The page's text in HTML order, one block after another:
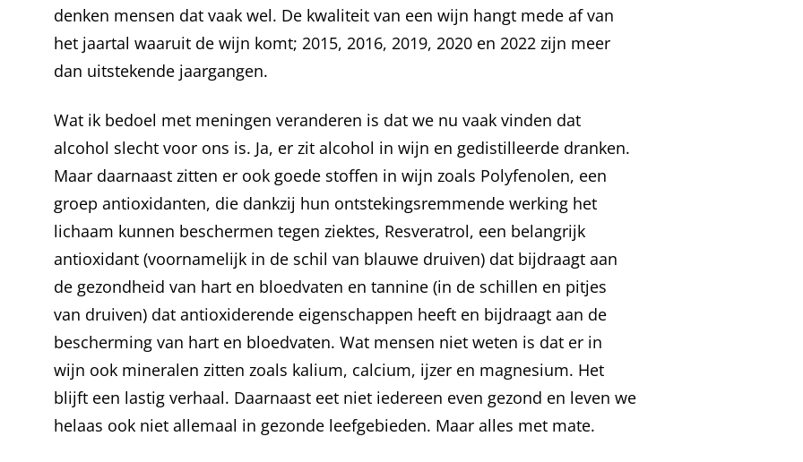
denken mensen dat vaak wel. De kwaliteit van een wijn hangt mede af van
het jaartal waaruit de wijn komt; 2015, 2016, 2019, 2020 en 2022 zijn meer
dan uitstekende jaargangen.
Wat ik bedoel met meningen veranderen is dat we nu vaak vinden dat
alcohol slecht voor ons is. Ja, er zit alcohol in wijn en gedistilleerde dranken.
Maar daarnaast zitten er ook goede stoffen in wijn zoals Polyfenolen, een
groep antioxidanten, die dankzij hun ontstekingsremmende werking het
lichaam kunnen beschermen tegen ziektes, Resveratrol, een belangrijk
antioxidant (voornamelijk in de schil van blauwe druiven) dat bijdraagt aan
de gezondheid van hart en bloedvaten en tannine (in de schillen en pitjes
van druiven) dat antioxiderende eigenschappen heeft en bijdraagt aan de
bescherming van hart en bloedvaten. Wat mensen niet weten is dat er in
wijn ook mineralen zitten zoals kalium, calcium, ijzer en magnesium. Het
blijft een lastig verhaal. Daarnaast eet niet iedereen even gezond en leven we
helaas ook niet allemaal in gezonde leefgebieden. Maar alles met mate.